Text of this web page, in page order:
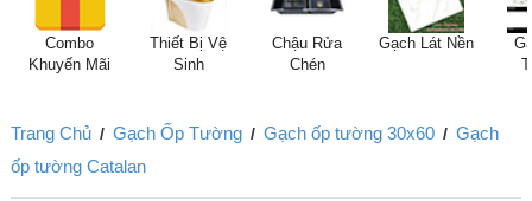
Combo
Khuyến Mãi
Thiết Bị Vệ
Sinh
Chậu Rửa
Chén
Gạch Lát Nền
Trang Chủ / Gạch Ốp Tường / Gạch ốp tường 30x60 / Gạch
ốp tường Catalan